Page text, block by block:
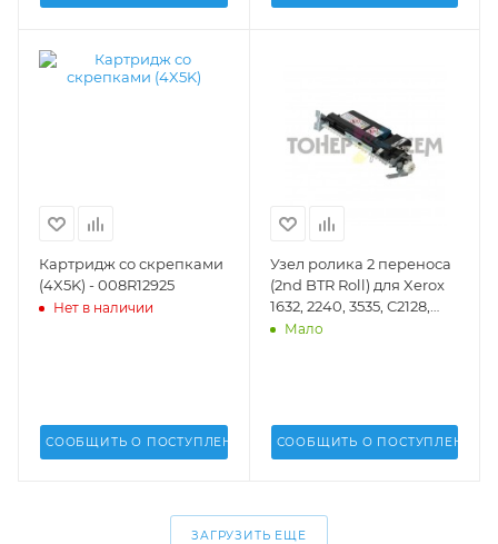
Картридж со скрепками
(4X5K) - 008R12925
Нет в наличии
СООБЩИТЬ О ПОСТУПЛЕНИИ
Узел ролика 2 переноса
(2nd BTR Roll) для Xerox
1632, 2240, 3535, C2128,
С2636, C3545, 7228, 7235,
641S00469, 643S00402
Мало
СООБЩИТЬ О ПОСТУПЛЕНИИ
ЗАГРУЗИТЬ ЕЩЕ